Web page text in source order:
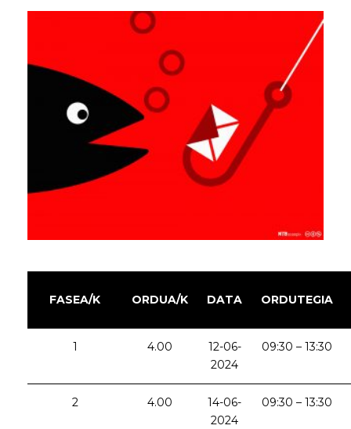
FASEA/K ORDUA/K DATA ORDUTEGIA
1 4.00
12-06-
2024
09:30 – 13:30
2 4.00
14-06-
2024
09:30 – 13:30